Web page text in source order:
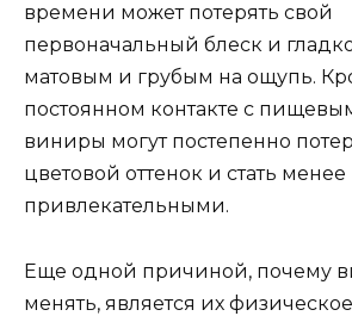
времени может потерять свой
первоначальный блеск и
матовым и грубым на ощупь.
постоянном контакте с
виниры могут постепенно
цветовой оттенок и стать менее
привлекательными.
Еще одной причиной, почему
менять, является их